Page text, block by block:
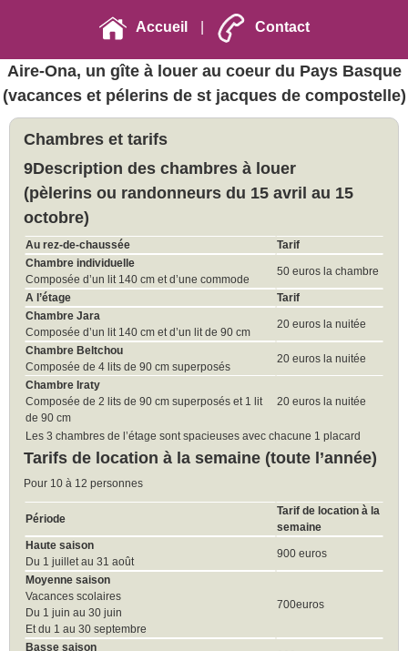
Accueil Contact
Aire-Ona, un gîte à louer au coeur du Pays Basque
(vacances et pélerins de st jacques de compostelle)
Chambres et tarifs
9Description des chambres à louer
(pèlerins ou randonneurs du 15 avril au 15
octobre)
Au rez-de-chaussée
Tarif
Chambre individuelle
Composée d’un lit 140 cm et d’une commode
50 euros la chambre
A l’étage
Tarif
Chambre Jara
Composée d’un lit 140 cm et d’un lit de 90 cm
20 euros la nuitée
Chambre Beltchou
Composée de 4 lits de 90 cm superposés
20 euros la nuitée
Chambre Iraty
Composée de 2 lits de 90 cm superposés et 1 lit
de 90 cm
20 euros la nuitée
Les 3 chambres de l’étage sont spacieuses avec chacune 1 placard
Tarifs de location à la semaine (toute l’année)
Pour 10 à 12 personnes
Période
Tarif de location à la
semaine
Haute saison
Du 1 juillet au 31 août
900 euros
Moyenne saison
Vacances scolaires
Du 1 juin au 30 juin
Et du 1 au 30 septembre
700euros
Basse saison